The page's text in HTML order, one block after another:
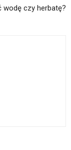
wodę czy herbatę?